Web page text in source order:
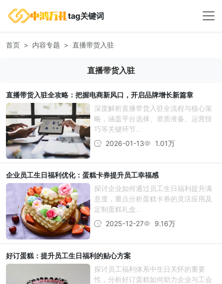
tag关键词
首页 内容专题 直播带货入驻
直播带货入驻
直播带货入驻全攻略：把握电商新风口，开启品牌增长新篇章
深度解析直播带货入驻全流程与核心策
略，涵盖平台选择、资质准备、运营技
巧等关键环节...
2026-01-13
1.01万
企业员工生日福利优化：蛋糕卡券提升员工幸福感
探讨企业如何通过员工生日福利提升满
意度，重点分析蛋糕卡券的灵活应用及
定制蛋糕礼盒...
2025-12-27
9.16万
好订蛋糕：提升员工生日福利的贴心方案
探讨员工福利体系中生日关怀的重要
性，分析好订蛋糕如何助力企业与工会